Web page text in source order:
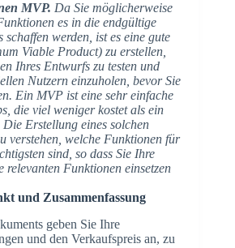
MVP. Da Sie möglicherweise
es in die endgültige
schaffen werden, ist es eine gute
Viable Product) zu erstellen,
Ihres Entwurfs zu testen und
Nutzern einzuholen, bevor Sie
Ein MVP ist eine sehr einfache
die viel weniger kostet als ein
Erstellung eines solchen
verstehen, welche Funktionen für
sind, so dass Sie Ihre
relevanten Funktionen einsetzen
und Zusammenfassung
geben Sie Ihre
und den Verkaufspreis an, zu